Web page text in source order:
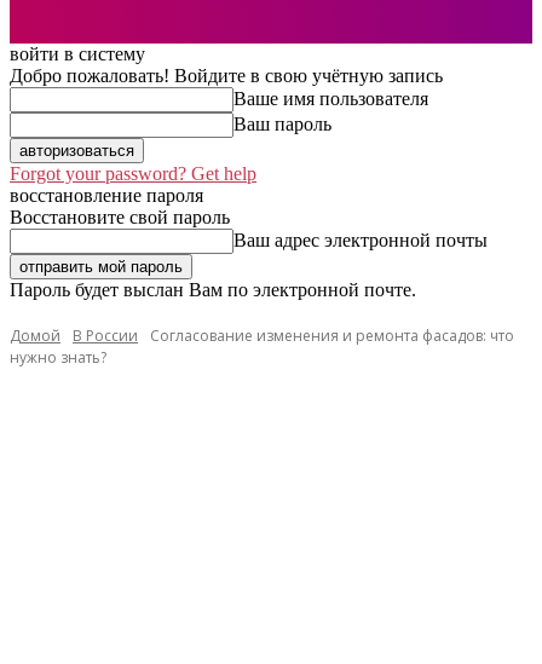
войти в систему
Добро пожаловать! Войдите в свою учётную запись
Ваше имя пользователя
Ваш пароль
Forgot your password? Get help
восстановление пароля
Восстановите свой пароль
Ваш адрес электронной почты
Пароль будет выслан Вам по электронной почте.
Домой В России
Согласование изменения и ремонта фасадов: что
нужно знать?